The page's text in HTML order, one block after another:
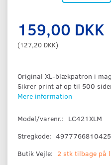
159,00 DKK
(127,20 DKK)
Original XL-blækpatron i
Sikrer print af op til 500
Mere information
Model/varenr.: LC421XLM
Stregkode: 4977766810425
Butik Vejle: 2 stk tilbage på